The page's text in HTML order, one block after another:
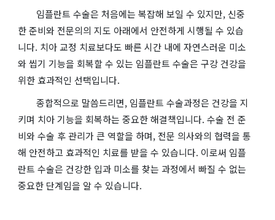
임플란트 수술은 처음에는 복잡해 보일 수 있지만, 신중
한 준비와 전문의의 지도 아래에서 안전하게 시행될 수 있습
니다. 치아 교정 치료보다도 빠른 시간 내에 자연스러운 미소
와 씹기 기능을 회복할 수 있는 임플란트 수술은 구강 건강을
위한 효과적인 선택입니다.
종합적으로 말씀드리면, 임플란트 수술과정은 건강을 지
키며 치아 기능을 회복하는 중요한 해결책입니다. 수술 전 준
비와 수술 후 관리가 큰 역할을 하며, 전문 의사와의 협력을 통
해 안전하고 효과적인 치료를 받을 수 있습니다. 이로써 임플
란트 수술은 건강한 입과 미소를 찾는 과정에서 빠질 수 없는
중요한 단계임을 알 수 있습니다.